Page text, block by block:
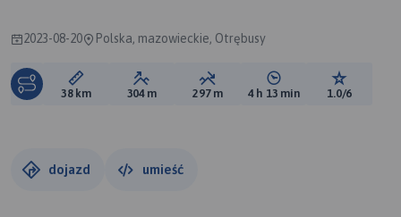
2023-08-20 Polska, mazowieckie, Otrębusy
Długość trasy:
38 km Suma przewyższeń:
304 m Suma spadków:
297 m Średni czas potrzebny
4 h 13 min Ocena
1.0/6
dojazd umieść